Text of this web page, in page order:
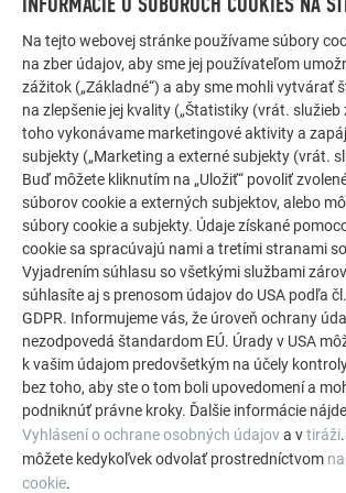
DAJTE SA INŠPIROVAŤ
ĎALŠIE OBJEKTY
Referenčná galéria PREFA ukazuje, aké
môže byť využitie hliníka. Objavte ďalšie
projekty s odolnými hliníkovými
strechy, solárne systémy a fasády.
POZRIEŤ SI VIAC REFERENCIÍ
Na tejto webovej stránke používame súbory
na zber údajov, aby sme jej používateľom
zážitok („Základné“) a aby sme mohli vytvárať
na zlepšenie jej kvality („Štatistiky (vrát. služieb
toho vykonávame marketingové aktivity a
subjekty („Marketing a externé subjekty (vrát.
Buď môžete kliknutím na „Uložiť“ povoliť
súborov cookie a externých subjektov, alebo
súbory cookie a subjekty. Údaje získané
cookie sa spracúvajú nami a tretími stranami
Vyjadrením súhlasu so všetkými službami
súhlasíte aj s prenosom údajov do USA podľa
GDPR. Informujeme vás, že úroveň ochrany
nezodpovedá štandardom EÚ. Úrady v USA
k vašim údajom predovšetkým na účely
bez toho, aby ste o tom boli upovedomení a
podniknúť právne kroky. Ďalšie informácie
Vyhlásení o ochrane osobných údajova vtiráži
môžete kedykoľvek odvolať prostredníctvom
cookie.